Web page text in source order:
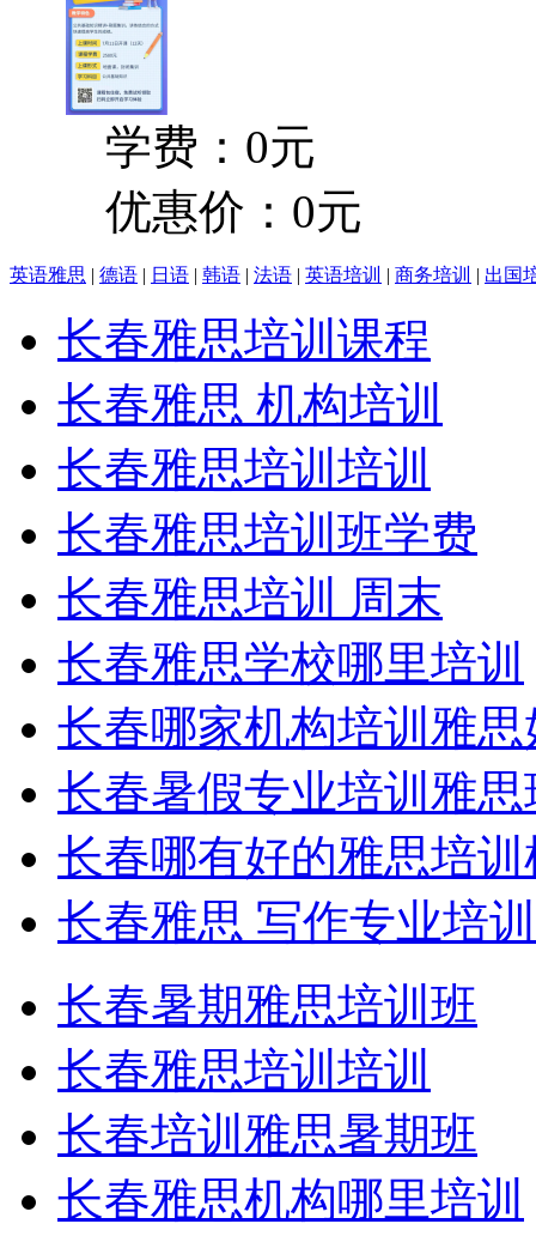
学费：0元
优惠价：0元
英语雅思 | 德语 | 日语 | 韩语 | 法语 | 英语培训 | 商务培训 | 出国
长春雅思培训课程
长春雅思 机构培训
长春雅思培训培训
长春雅思培训班学费
长春雅思培训 周末
长春雅思学校哪里培训
长春哪家机构培训雅思
长春暑假专业培训雅思
长春哪有好的雅思培训
长春雅思 写作专业培训
长春暑期雅思培训班
长春雅思培训培训
长春培训雅思暑期班
长春雅思机构哪里培训